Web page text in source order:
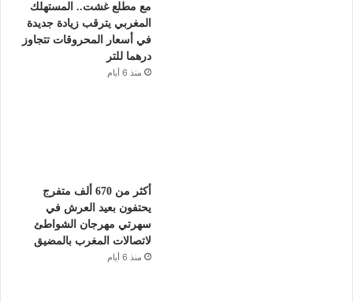
مع مطلع غشت.. المستهلك
المغربي يترقب زيادة جديدة
في أسعار المحروقات تتجاوز
درهما للتر
منذ 6 أيام
أكثر من 670 ألف متفرج
يحتفون بعيد العرش في
سهرتي مهرجان الشواطئ
لاتصالات المغرب بالمضيق
منذ 6 أيام